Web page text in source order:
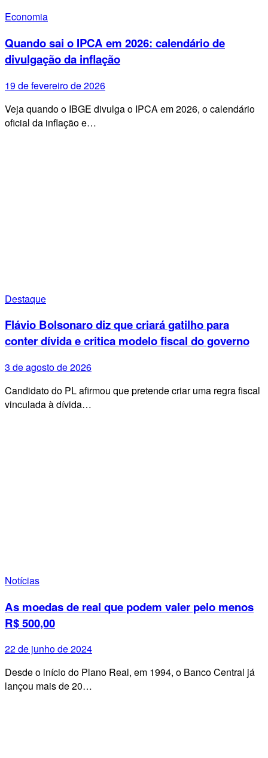
Economia
Quando sai o IPCA em 2026: calendário de
divulgação da inflação
19 de fevereiro de 2026
Veja quando o IBGE divulga o IPCA em 2026, o calendário
oficial da inflação e…
Destaque
Flávio Bolsonaro diz que criará gatilho para
conter dívida e critica modelo fiscal do governo
3 de agosto de 2026
Candidato do PL afirmou que pretende criar uma regra fiscal
vinculada à dívida…
Notícias
As moedas de real que podem valer pelo menos
R$ 500,00
22 de junho de 2024
Desde o início do Plano Real, em 1994, o Banco Central já
lançou mais de 20…